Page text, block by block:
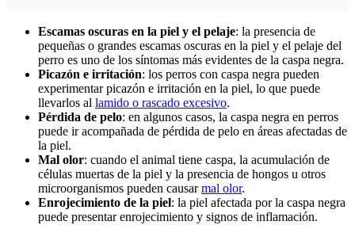
Escamas oscuras en la piel y el pelaje: la presencia de
pequeñas o grandes escamas oscuras en la piel y el pelaje del
perro es uno de los síntomas más evidentes de la caspa negra.
Picazón e irritación: los perros con caspa negra pueden
experimentar picazón e irritación en la piel, lo que puede
llevarlos al lamido o rascado excesivo.
Pérdida de pelo: en algunos casos, la caspa negra en perros
puede ir acompañada de pérdida de pelo en áreas afectadas de
la piel.
Mal olor: cuando el animal tiene caspa, la acumulación de
células muertas de la piel y la presencia de hongos u otros
microorganismos pueden causarmal olor.
Enrojecimiento de la piel: la piel afectada por la caspa negra
puede presentar enrojecimiento y signos de inflamación.